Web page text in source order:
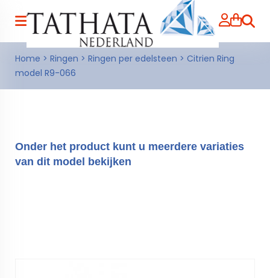
Home > Ringen > Ringen per edelsteen > Citrien Ring
model R9-066
Onder het product kunt u meerdere variaties
van dit model bekijken